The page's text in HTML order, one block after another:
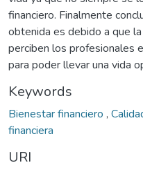
financiero. Finalmente
obtenida es debido a que
perciben los profesionales
para poder llevar una vida
Keywords
Bienestar financiero ,
financiera
URI